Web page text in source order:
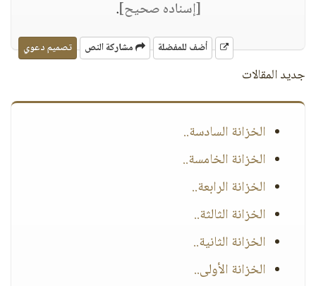
[إسناده صحيح].
أضف للمفضلة مشاركة النص تصميم دعوي
جديد المقالات
الخزانة السادسة..
الخزانة الخامسة..
الخزانة الرابعة..
الخزانة الثالثة..
الخزانة الثانية..
الخزانة الأولى..